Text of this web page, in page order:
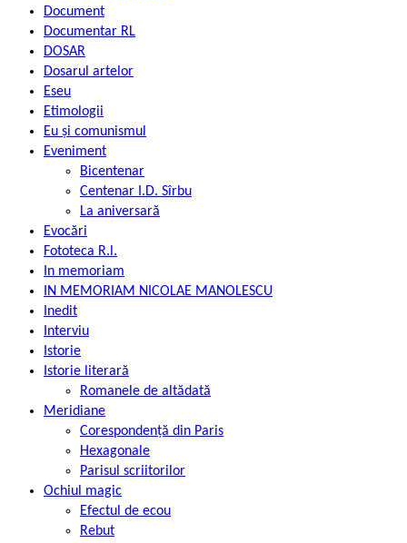
Document
Documentar RL
DOSAR
Dosarul artelor
Eseu
Etimologii
Eu și comunismul
Eveniment
Bicentenar
Centenar I.D. Sîrbu
La aniversară
Evocări
Fototeca R.l.
In memoriam
IN MEMORIAM NICOLAE MANOLESCU
Inedit
Interviu
Istorie
Istorie literară
Romanele de altădată
Meridiane
Corespondență din Paris
Hexagonale
Parisul scriitorilor
Ochiul magic
Efectul de ecou
Rebut